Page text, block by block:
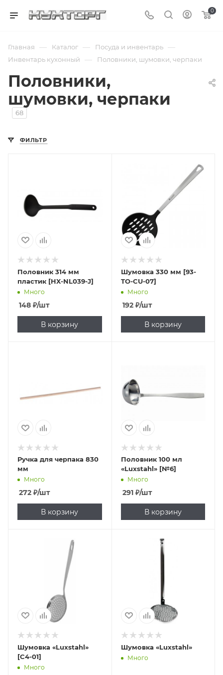
0
Главная — Каталог — Посуда и инвентарь —
Инвентарь кухонный — Половники, шумовки, черпаки
Половники,
шумовки, черпаки
68
ФИЛЬТР
Половник 314 мм
пластик [HX-NL039-J]
Много
148 ₽/шт
В корзину
Шумовка 330 мм [93-
TO-CU-07]
Много
192₽/шт
В корзину
Ручка для черпака 830
мм
Много
272 ₽/шт
В корзину
Половник 100 мл
«Luxstahl» [№6]
Много
291₽/шт
В корзину
Шумовка «Luxstahl»
[C4-01]
Много
Шумовка «Luxstahl»
Много